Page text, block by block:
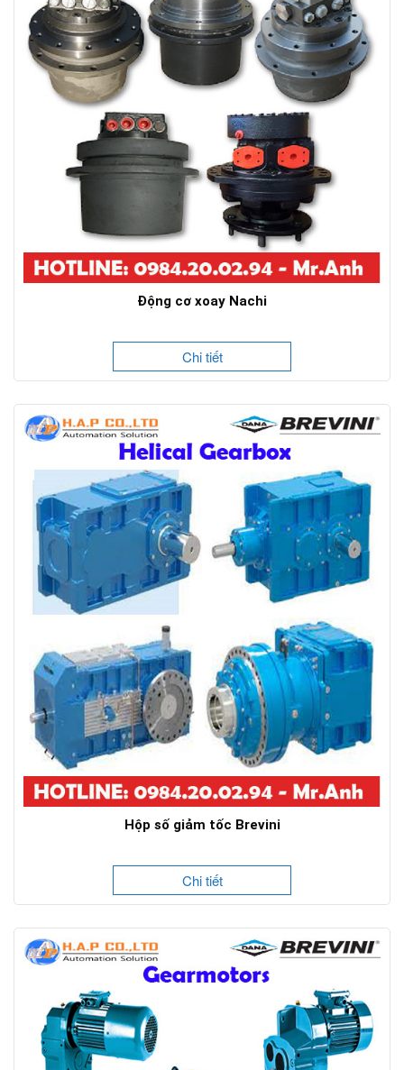
Động cơ xoay Nachi
Chi tiết
Hộp số giảm tốc Brevini
Chi tiết